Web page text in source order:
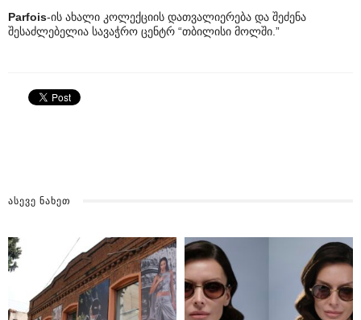
Parfois-ის ახალი კოლექციის დათვალიერება და შეძენა
შესაძლებელია სავაჭრო ცენტრ “თბილისი მოლში.”
ᲐᲡᲔᲕᲔ ᲜᲐᲮᲔᲗ